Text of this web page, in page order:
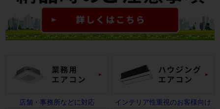
店舗・事務所などに対応 インテリア性重視のお客様向け